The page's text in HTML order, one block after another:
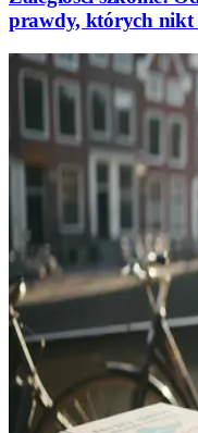
prawdy, których nikt